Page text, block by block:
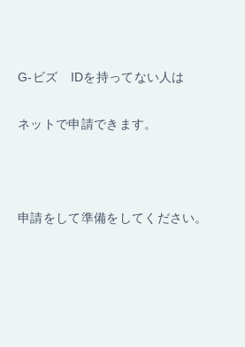
G-ビズ IDを持ってない人は
ネットで申請できます。
申請をして準備をしてください。